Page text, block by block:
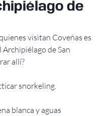
de
visitan Coveñas es
de San
allí?
snorkeling.
blanca y aguas